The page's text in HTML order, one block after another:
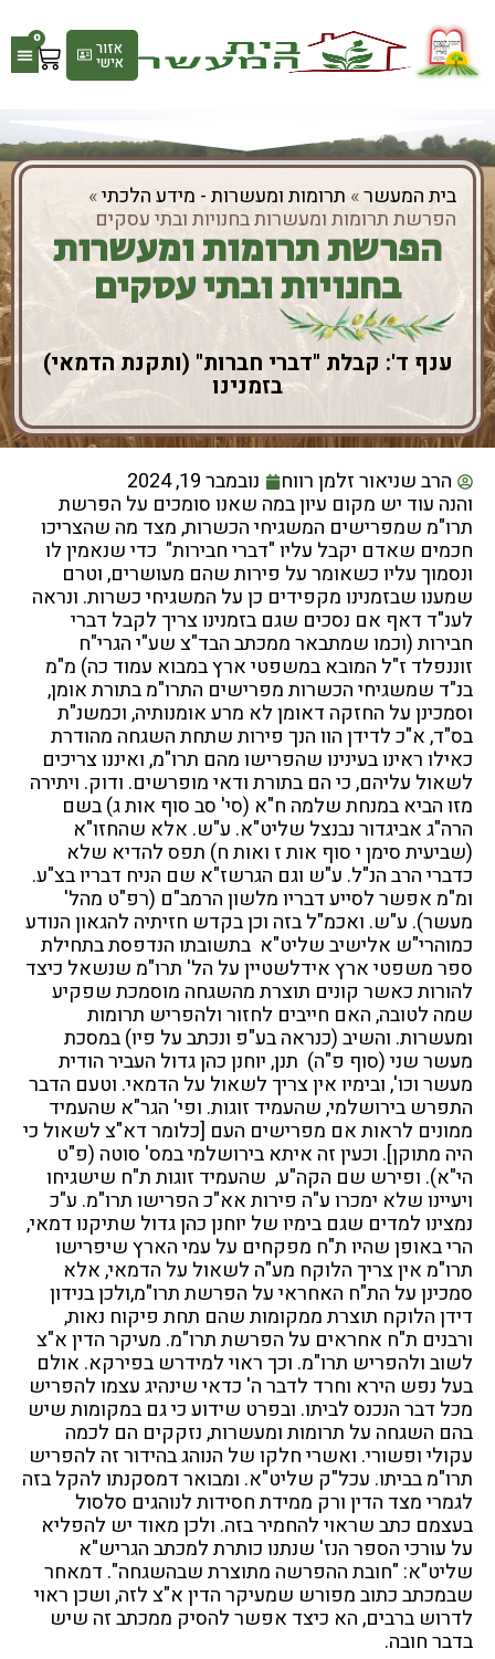
0 אזור
אישי
בית המעשר» תרומות ומעשרות - מידע הלכתי»
הפרשת תרומות ומעשרות בחנויות ובתי עסקים
הפרשת תרומות ומעשרות
בחנויות ובתי עסקים
ענף ד': קבלת "דברי חברות" (ותקנת הדמאי)
בזמנינו
הרב שניאור זלמן רווח נובמבר 19, 2024
והנה עוד יש מקום עיון במה שאנו סומכים על הפרשת
תרו"מ שמפרישים המשגיחי הכשרות, מצד מה שהצריכו
חכמים שאדם יקבל עליו "דברי חבירות" כדי שנאמין לו
ונסמוך עליו כשאומר על פירות שהם מעושרים, וטרם
שמענו שבזמנינו מקפידים כן על המשגיחי כשרות. ונראה
לענ"ד דאף אם נסכים שגם בזמנינו צריך לקבל דברי
חבירות (וכמו שמתבאר ממכתב הבד"צ שע"י הגרי"ח
זוננפלד ז"ל המובא במשפטי ארץ במבוא עמוד כה) מ"מ
בנ"ד שמשגיחי הכשרות מפרישים התרו"מ בתורת אומן,
וסמכינן על החזקה דאומן לא מרע אומנותיה, וכמשנ"ת
בס"ד, א"כ לדידן הוו הנך פירות שתחת השגחה מהודרת
כאילו ראינו בעינינו שהפרישו מהם תרו"מ, ואיננו צריכים
לשאול עליהם, כי הם בתורת ודאי מופרשים. ודוק. ויתירה
מזו הביא במנחת שלמה ח"א (סי' סב סוף אות ג) בשם
הרה"ג אביגדור נבנצל שליט"א. ע"ש. אלא שהחזו"א
(שביעית סימן י סוף אות ז ואות ח) תפס להדיא שלא
כדברי הרב הנ"ל. ע"ש וגם הגרשז"א שם הניח דבריו בצ"ע.
ומ"מ אפשר לסייע דבריו מלשון הרמב"ם (רפ"ט מהל'
מעשר). ע"ש. ואכמ"ל בזה וכן בקדש חזיתיה להגאון הנודע
כמוהרי"ש אלישיב שליט"א בתשובתו הנדפסת בתחילת
ספר משפטי ארץ אידלשטיין על הל' תרו"מ שנשאל כיצד
להורות כאשר קונים תוצרת מהשגחה מוסמכת שפקיע
שמה לטובה, האם חייבים לחזור ולהפריש תרומות
ומעשרות. והשיב (כנראה בע"פ ונכתב על פיו) במסכת
מעשר שני (סוף פ"ה) תנן, יוחנן כהן גדול העביר הודית
מעשר וכו', ובימיו אין צריך לשאול על הדמאי. וטעם הדבר
התפרש בירושלמי, שהעמיד זוגות. ופי' הגר"א שהעמיד
ממונים לראות אם מפרישים העם [כלומר דא"צ לשאול כי
היה מתוקן]. וכעין זה איתא בירושלמי במס' סוטה (פ"ט
הי"א). ופירש שם הקה"ע, שהעמיד זוגות ת"ח שישגיחו
ויעיינו שלא ימכרו ע"ה פירות אא"כ הפרישו תרו"מ. ע"כ
נמצינו למדים שגם בימיו של יוחנן כהן גדול שתיקנו דמאי,
הרי באופן שהיו ת"ח מפקחים על עמי הארץ שיפרישו
תרו"מ אין צריך הלוקח מע"ה לשאול על הדמאי, אלא
סמכינן על הת"ח האחראי על הפרשת תרו"מ,ולכן בנידון
דידן הלוקח תוצרת ממקומות שהם תחת פיקוח נאות,
ורבנים ת"ח אחראים על הפרשת תרו"מ. מעיקר הדין א"צ
לשוב ולהפריש תרו"מ. וכך ראוי למידרש בפירקא. אולם
בעל נפש הירא וחרד לדבר ה' כדאי שינהיג עצמו להפריש
מכל דבר הנכנס לביתו. ובפרט שידוע כי גם במקומות שיש
בהם השגחה על תרומות ומעשרות, נזקקים הם לכמה
עקולי ופשורי. ואשרי חלקו של הנוהג בהידור זה להפריש
תרו"מ בביתו. עכל"ק שליט"א. ומבואר דמסקנתו להקל בזה
לגמרי מצד הדין ורק ממידת חסידות לנוהגים סלסול
בעצמם כתב שראוי להחמיר בזה. ולכן מאוד יש להפליא
על עורכי הספר הנז' שנתנו כותרת למכתב הגריש"א
שליט"א: "חובת ההפרשה מתוצרת שבהשגחה". דמאחר
שבמכתב כתוב מפורש שמעיקר הדין א"צ לזה, ושכן ראוי
לדרוש ברבים, הא כיצד אפשר להסיק ממכתב זה שיש
בדבר חובה.